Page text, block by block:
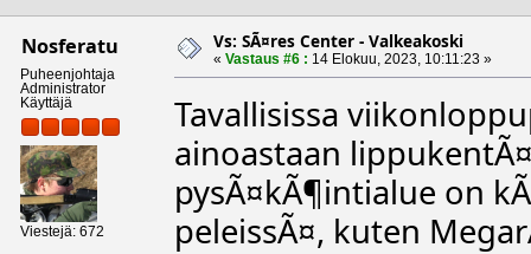
Nosferatu
Puheenjohtaja
Administrator
Käyttäjä
Viestejä: 672
Vs: SÃ¤res Center - Valkeakoski
« Vastaus #6 : 14 Elokuu, 2023, 10:11:23 »
Tavallisissa
ainoastaan
pysÃ¤kÃ¶intialue on
peleissÃ¤, kuten